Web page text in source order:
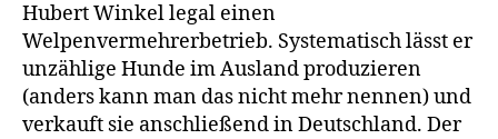
geduldet
Hubert Winkel legal einen
Welpenvermehrerbetrieb. Systematisch lässt er
unzählige Hunde im Ausland produzieren
(anders kann man das nicht mehr nennen) und
verkauft sie anschließend in Deutschland. Der